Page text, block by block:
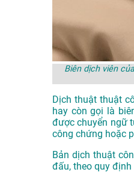
Biên dịch viên
Dịch thuật thuật
hay còn gọi là
được chuyển ngữ
công chứng hoặc
Bản dịch thuật
đấu, theo quy